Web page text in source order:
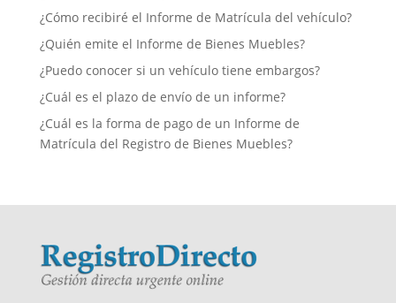
¿Cómo recibiré el Informe de Matrícula del vehículo?
¿Quién emite el Informe de Bienes Muebles?
¿Puedo conocer si un vehículo tiene embargos?
¿Cuál es el plazo de envío de un informe?
¿Cuál es la forma de pago de un Informe de
Matrícula del Registro de Bienes Muebles?